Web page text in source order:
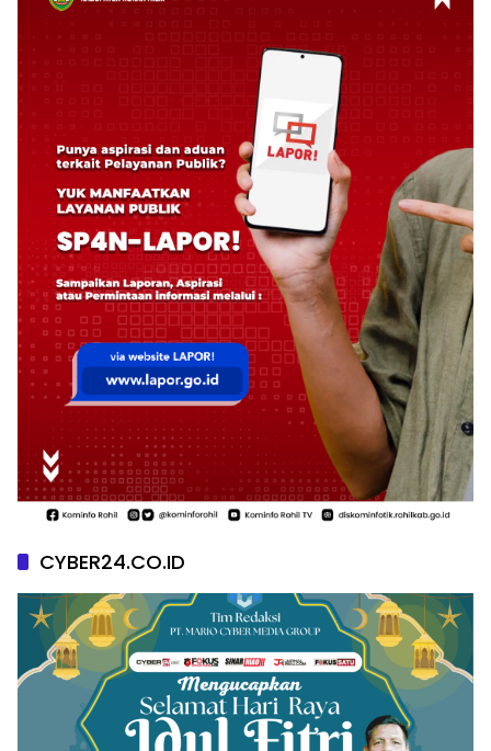
CYBER24.CO.ID